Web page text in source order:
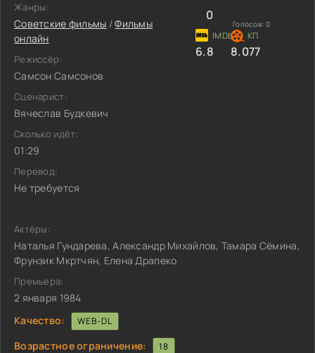
Жанры:
Советские фильмы /Фильмы
онлайн
Режиссёр:
Самсон Самсонов
Сценарист:
Вячеслав Будкевич
Сколько идёт:
01:29
Перевод:
Не требуется
0
Голосов: 0
6.8 8.077
Актёры:
Наталья Гундарева, Александр Михайлов, Тамара Сёмина,
Фрунзик Мкртчян, Елена Драпеко
Премьера:
2 января 1984
Качество:
WEB-DL
Возрастное ограничение: 18